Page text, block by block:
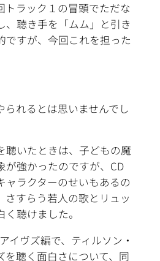
トラック１の冒頭でただな
、聴き手を「ムム」と引き
ですが、今回これを担った
られるとは思いませんでし
聴いたときは、子どもの魔
が強かったのですが、CD
ャラクターのせいもあるの
さすらう若人の歌とリュッ
聴けました。
イヴズ編で、ティルソン・
を聴く面白さについて、同